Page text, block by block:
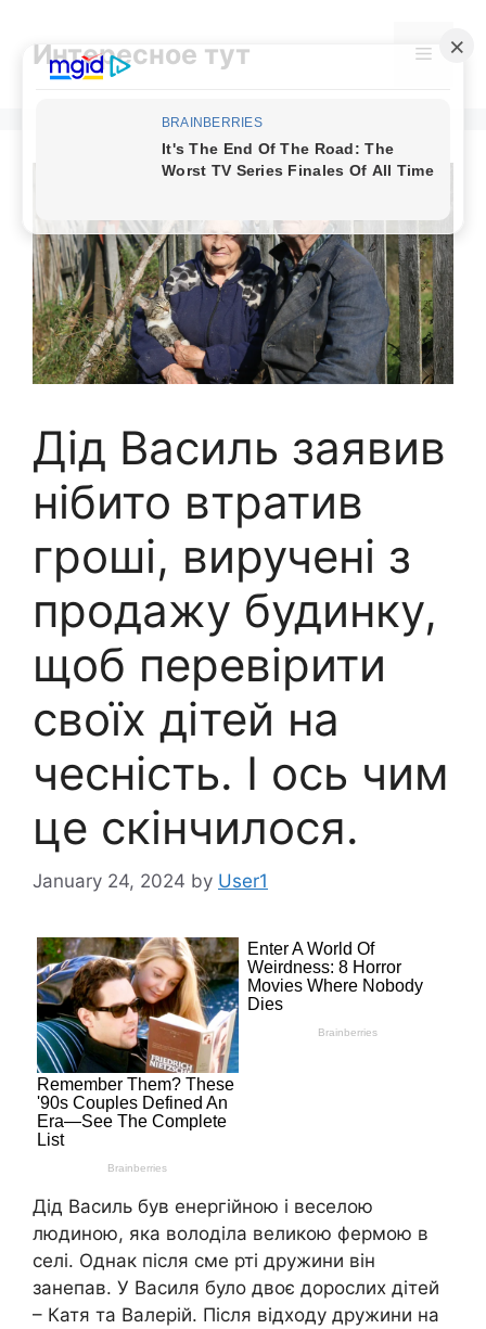
contentИнтересное тут Menu
Дід Василь заявив
нібито втратив
гроші, виручені з
продажу будинку,
щоб перевірити
своїх дітей на
чесність. І ось чим
це скінчилося.
January 24, 2024 by User1
Дід Василь був енергійною і веселою
людиною, яка володіла великою фермою в
селі. Однак після сме рті дружини він
занепав. У Василя було двоє дорослих дітей
– Катя та Валерій. Після відходу дружини на